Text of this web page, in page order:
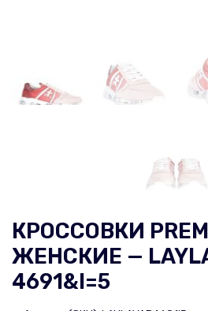
КРОССОВКИ
ЖЕНСКИЕ —
4691&I=5